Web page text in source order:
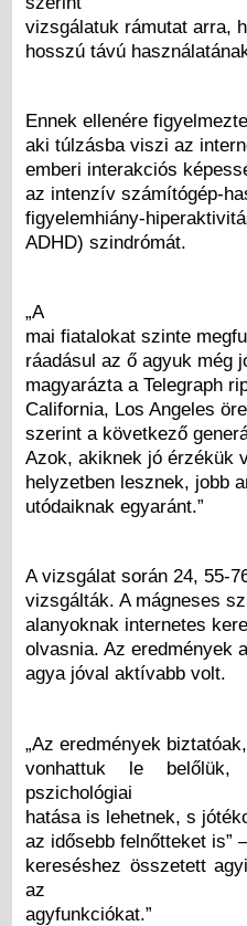
vizsgálatuk rámutat arra,
hosszú távú
Ennek ellenére
aki túlzásba viszi az
emberi interakciós
az intenzív számítógép-
figyelemhiány-
ADHD) szindrómát.
„A
mai fiatalokat szinte
ráadásul az ő agyuk még
magyarázta a Telegraph
California, Los Angeles
szerint a következő
Azok, akiknek jó érzékük
helyzetben lesznek, jobb
utódaiknak egyaránt.”
A vizsgálat során 24, 55-
vizsgálták. A mágneses
alanyoknak internetes
olvasnia. Az eredmények
agya jóval aktívabb volt.
„Az eredmények
vonhattuk le belőlük,
pszichológiai
hatása is lehetnek, s
az idősebb felnőtteket is”
kereséshez összetett
az
agyfunkciókat.”